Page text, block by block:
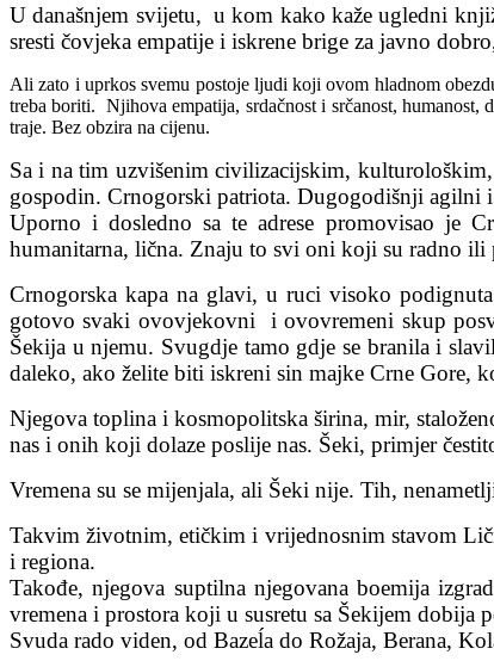
U današnjem svijetu, u kom kako kaže ugledni
sresti čovjeka empatije i iskrene brige za javno
Ali zato i uprkos svemu postoje ljudi koji ovom hladnom
treba boriti. Njihova empatija, srdačnost i srčanost,
traje. Bez obzira na cijenu.
Sa i na tim uzvišenim civilizacijskim,
gospodin. Crnogorski patriota. Dugogodišnji agilni
Uporno i dosledno sa te adrese promovisao je
humanitarna, lična. Znaju to svi oni koji su radno ili
Crnogorska kapa na glavi, u ruci visoko
gotovo svaki ovovjekovni i ovovremeni skup
Šekija u njemu. Svugdje tamo gdje se branila i
daleko, ako želite biti iskreni sin majke Crne Gore,
Njegova toplina i kosmopolitska širina, mir,
nas i onih koji dolaze poslije nas. Šeki, primjer
Vremena su se mijenjala, ali Šeki nije. Tih,
Takvim životnim, etičkim i vrijednosnim stavom
i regiona.
Takođe, njegova suptilna njegovana boemija
vremena i prostora koji u susretu sa Šekijem
Svuda rado viden, od Bazeĺa do Rožaja, Berana,